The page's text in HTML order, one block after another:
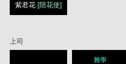
紫君花 [陪花使]
上司
雜學